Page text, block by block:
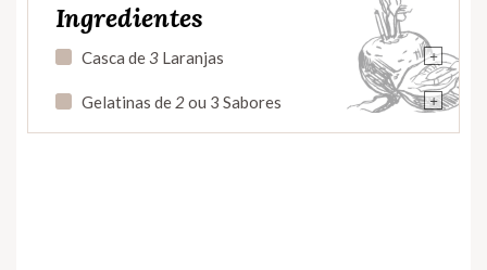
Ingredientes
+
Casca de3 Laranjas
+
Gelatinas de 2ou 3 Sabores